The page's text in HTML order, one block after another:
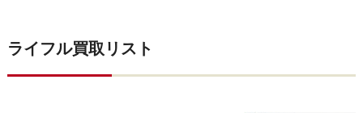
ライフル買取リスト